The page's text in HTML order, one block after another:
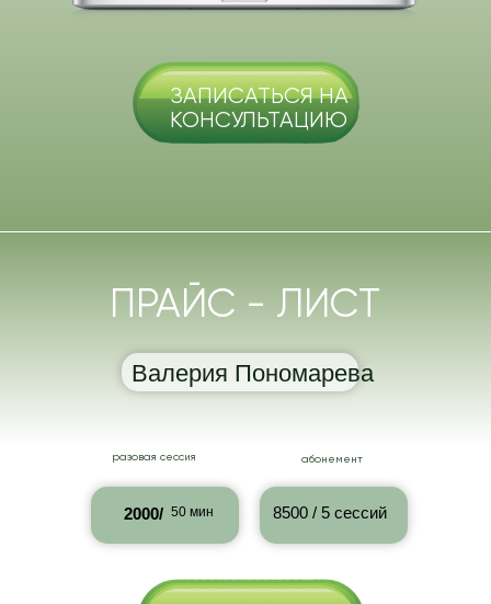
ЗАПИСАТЬСЯ НА
КОНСУЛЬТАЦИЮ
ПРАЙС - ЛИСТ
разовая сессия абонемент
50 мин
2000/
Юлия
8500 / 5 cессий
Валерия Пономарева